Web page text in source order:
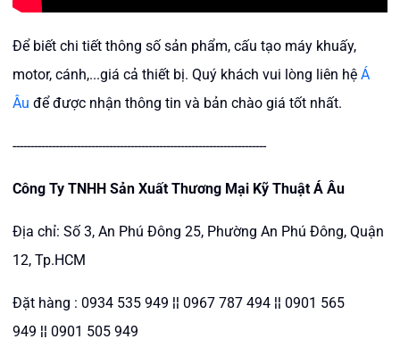
Để biết chi tiết thông số sản phẩm, cấu tạo máy khuấy,
motor, cánh,...giá cả thiết bị. Quý khách vui lòng liên hệ Á
Âu để được nhận thông tin và bản chào giá tốt nhất.
-----------------------------------------------------------------------
Công Ty TNHH Sản Xuất Thương Mại Kỹ Thuật Á Âu
Địa chỉ: Số 3, An Phú Đông 25, Phường An Phú Đông, Quận
12, Tp.HCM
Đặt hàng : 0934 535 949 ¦¦ 0967 787 494 ¦¦ 0901 565
949 ¦¦ 0901 505 949